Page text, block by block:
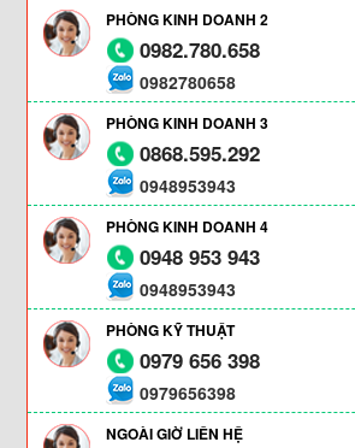
PHÒNG KINH DOANH 2
0982.780.658
0982780658
PHÒNG KINH DOANH 3
0868.595.292
0948953943
PHÒNG KINH DOANH 4
0948 953 943
0948953943
PHÒNG KỸ THUẬT
0979 656 398
0979656398
NGOÀI GIỜ LIÊN HỆ